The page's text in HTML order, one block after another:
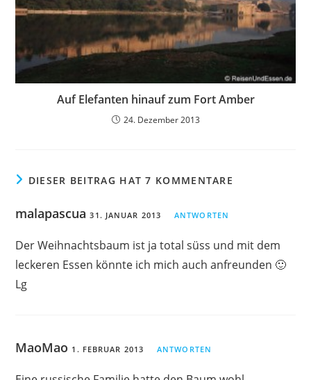
Auf Elefanten hinauf zum Fort Amber
24. Dezember 2013
DIESER BEITRAG HAT 7 KOMMENTARE
malapascua31. JANUAR 2013 ANTWORTEN
Der Weihnachtsbaum ist ja total süss und mit dem
leckeren Essen könnte ich mich auch anfreunden 🙂
Lg
MaoMao 1. FEBRUAR 2013 ANTWORTEN